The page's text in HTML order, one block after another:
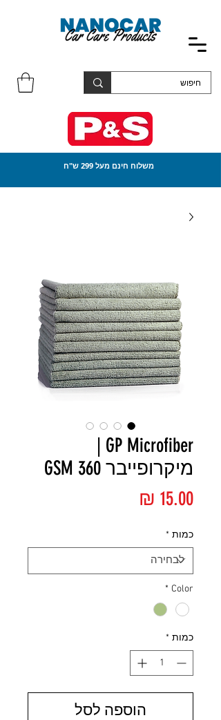
משלוח חינם מעל 299 ש"ח
GP Microfiber |
מיקרופייבר GSM 360
כמות *
Color
*
כמות *
הוספה לסל